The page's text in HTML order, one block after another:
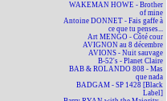
WAKEMAN HOWE - Brother
of mine
Antoine DONNET - Fais gaffe à
ce que tu penses...
Art MENGO - Côté cour
AVIGNON au 8 décembre
AVIONS - Nuit sauvage
B-52's - Planet Claire
BAB & ROLANDO 808 - Mas
que nada
BADGAM - SP 1428 [Black
Label]